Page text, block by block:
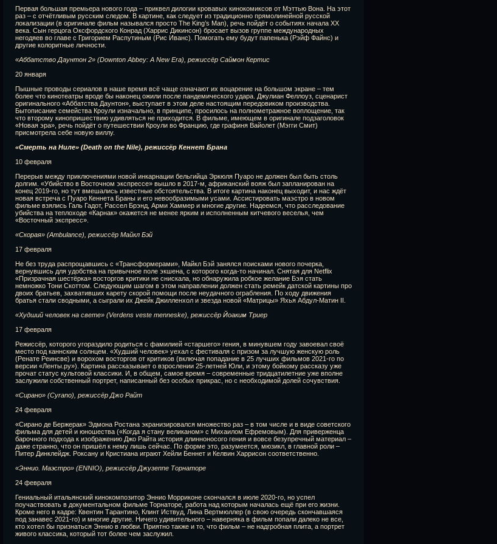
Первая большая премьера нового года – приквел дилогии кровавых кинокомиксов от Мэттью Вона. На этот
раз – с отчётливым русским следом. В картине, как следует из традиционно прямолинейной русской
локализации (в оригинале фильм назывался просто The King’s Man), речь пойдёт о событиях начала ХХ
века. Сын герцога Оксфордского Конрад (Харрис Дикинсон) бросает вызов группе международных
негодяев во главе с Григорием Распутиным (Рис Иванс). Помогать ему будут папенька (Рэйф Файнс) и
другие колоритные личности.
«Аббатство Даунтон 2» (Downton Abbey: A New Era), режиссёр Саймон Кертис
20 января
Пышные проводы сериалов в наше время всё чаще означают их воцарение на большом экране – тем
более что кинотеатры вроде бы наконец ожили после пандемического удара. Джулиан Феллоуз, сценарист
оригинального «Аббатства Даунтон», выступает в этом деле настоящим передовиком производства.
Бытописание семейства Кроули изначально, в принципе, просилось на полнометражное воплощение, так
что второму кинопришествию удивляться не приходится. В фильме, имеющем в оригинале подзаголовок
«Новая эра», речь пойдёт о путешествии Кроули во Францию, где графиня Вайолет (Мэгги Смит)
присмотрела себе новую виллу.
«Смерть на Ниле» (Death on the Nile), режиссёр Кеннет Брана
10 февраля
Перерыв между приключениями новой инкарнации бельгийца Эркюля Пуаро не должен был быть столь
долгим. «Убийство в Восточном экспрессе» вышло в 2017-м, африканский вояж был запланирован на
конец 2019-го, но тут вмешались известные обстоятельства. В итоге картина наконец выходит, и нас ждёт
новая встреча с Пуаро Кеннета Браны и его невообразимыми усами. Ассистировать маэстро в новом
фильме взялись Галь Гадот, Рассел Брэнд, Арми Хаммер и многие другие. Надеемся, что расследование
убийства на теплоходе «Карнак» окажется не менее ярким и исполненным китчевого веселья, чем
«Восточный экспресс».
«Скорая» (Ambulance), режиссёр Майкл Бэй
17 февраля
Не без труда распрощавшись с «Трансформерами», Майкл Бэй занялся поисками нового почерка,
вернувшись для удобства на привычное поле экшена, с которого когда-то начинал. Снятая для Netflix
«Призрачная шестёрка» восторгов критики не снискала, но обнаружила робкое желание Бэя стать
немножко Тони Скоттом. Следующим шагом в этом направлении должен стать ремейк датской картины про
двоих братьев, захвативших карету скорой помощи после неудачного ограбления. По ходу движения
братья стали сводными, а сыграли их Джейк Джилленхол и звезда новой «Матрицы» Яхья Абдул-Матин II.
«Худший человек на свете» (Verdens veste menneske), режиссёр Йоаким Триер
17 февраля
Режиссёр, которого угораздило родиться с фамилией «старшего» гения, в минувшем году завоевал своё
место под каннским солнцем. «Худший человек» уехал с фестиваля с призом за лучшую женскую роль
(Ренате Реинсве) и ворохом восторгов от критиков (включая попадание в 25 лучших фильмов 2021-го по
версии «Ленты.ру»). Картина рассказывает о взрослении 25-летней Юли, и этому бойкому рассказу уже
прочат статус культовой классики. И, в общем, самое время – современные тридцатилетние уже вполне
заслужили собственный портрет, написанный без особых прикрас, но с необходимой долей сочувствия.
«Сирано» (Cyrano), режиссёр Джо Райт
24 февраля
«Сирано де Бержерак» Эдмона Ростана экранизировался множество раз – в том числе и в виде советского
фильма для детей и юношества («Когда я стану великаном» с Михаилом Ефремовым). Для приверженца
барочного подхода к изображению Джо Райта история длинноносого гения и вовсе безупречный материал –
даже странно, что он пришёл к нему лишь сейчас. По форме это, разумеется, мюзикл, в главной роли –
Питер Динклейдж. Роксану и Кристиана играют Хейли Беннет и Келвин Харрисон соответственно.
«Эннио. Маэстро» (ENNIO), режиссёр Джузеппе Торнаторе
24 февраля
Гениальный итальянский кинокомпозитор Эннио Морриконе скончался в июле 2020-го, но успел
поучаствовать в документальном фильме Торнаторе, работа над которым началась ещё при его жизни.
Кроме него в кадре: Квентин Тарантино, Клинт Иствуд, Лина Вертмюллер (в свою очередь скончавшаяся
под занавес 2021-го) и многие другие. Ничего удивительного – наверняка в фильм попали далеко не все,
кто хотел бы признаться Эннио в любви. Приятно также и то, что фильм – не надгробная плита, а портрет
живого классика, который тот более чем заслужил.